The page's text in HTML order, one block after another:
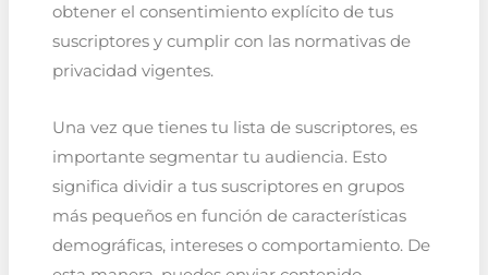
obtener el consentimiento explícito de tus
suscriptores y cumplir con las normativas de
privacidad vigentes.
Una vez que tienes tu lista de suscriptores, es
importante segmentar tu audiencia. Esto
significa dividir a tus suscriptores en grupos
más pequeños en función de características
demográficas, intereses o comportamiento. De